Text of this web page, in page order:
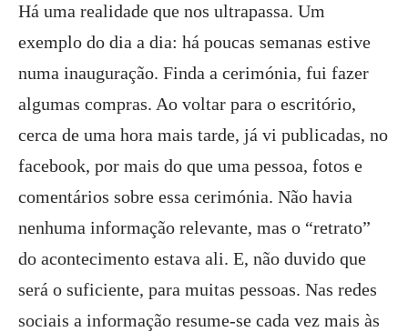
Há uma realidade que nos ultrapassa. Um
exemplo do dia a dia: há poucas semanas estive
numa inauguração. Finda a cerimónia, fui fazer
algumas compras. Ao voltar para o escritório,
cerca de uma hora mais tarde, já vi publicadas, no
facebook, por mais do que uma pessoa, fotos e
comentários sobre essa cerimónia. Não havia
nenhuma informação relevante, mas o “retrato”
do acontecimento estava ali. E, não duvido que
será o suficiente, para muitas pessoas. Nas redes
sociais a informação resume-se cada vez mais às